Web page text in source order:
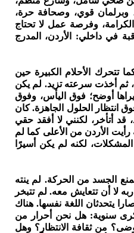
قوي، وصحافة حرة،
وفرصة عمل لا تحتاج
في داخلي: الأردن، المدرج
تتحرك الأحلام الكبيرة حين
ثم أخذت سرعته تزيد. لم يكن
أوضح؛ فوق اليأس، وفوق
انتظار الحلول الجاهزة. كان
أتأخر، لكنني لا أفقد حقي
الأردن من الأعلى كما لم
لكنه لم يكن أسيرًا
الجسد من الحركة. لم ينته
لا أن تتعايش معه. لم تتبخر
يتحدثان اللغة نفسها. هناك
ذكرى سنوية: هل نحن أحرار من
من ثقافة الانتظار؟ وهل